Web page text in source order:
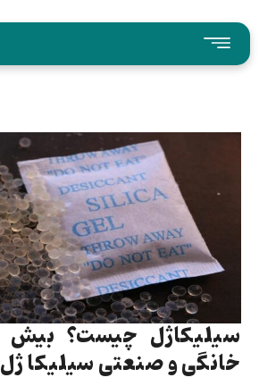
خانگی و صنعتی سیلیکا ژل